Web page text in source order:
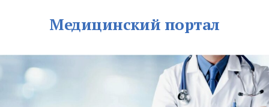
Медицинский портал